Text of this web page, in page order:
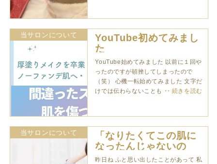
当サロンについて
YouTube初めてみまし
た
YouTube始めてみました 以前に１回や
ったのですが頓挫してしまったので
（笑） 心機一転始めてみました 文字だ
けでは伝わらないことも ‥ 続きを読む
当サロンについて
「なりたくてこの肌に
なったんじゃないの
に・・・」
昨日ね ふと思い出したことがあって 私